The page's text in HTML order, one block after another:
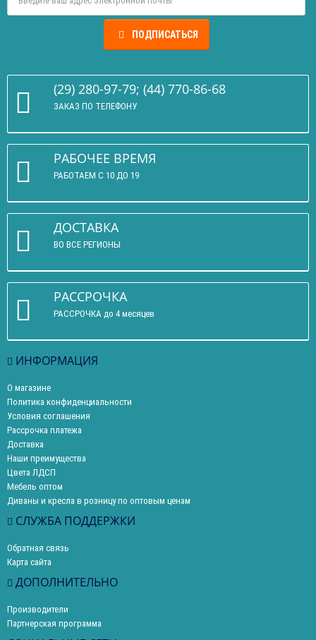
ПОДПИСАТЬСЯ
(29) 280-97-79; (44) 770-86-68
ЗАКАЗ ПО ТЕЛЕФОНУ
РАБОЧЕЕ ВРЕМЯ
РАБОТАЕМ С 10 ДО 19
ДОСТАВКА
ВО ВСЕ РЕГИОНЫ
РАССРОЧКА
РАССРОЧКА до 4 месяцев
ИНФОРМАЦИЯ
О магазине
Политика конфиденциальности
Условия соглашения
Рассрочка платежа
Доставка
Наши преимущества
Цвета ЛДСП
Мебель оптом
Диваны и кресла в розницу по оптовым ценам
СЛУЖБА ПОДДЕРЖКИ
Обратная связь
Карта сайта
ДОПОЛНИТЕЛЬНО
Производители
Партнерская программа